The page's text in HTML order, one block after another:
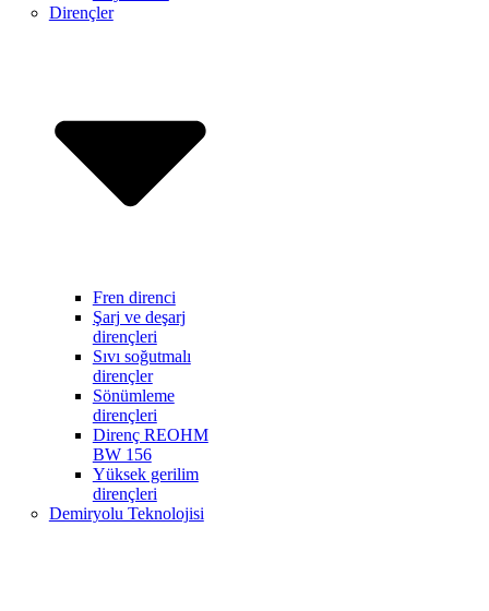
Dirençler
Fren direnci
Şarj ve deşarj
dirençleri
Sıvı soğutmalı
dirençler
Sönümleme
dirençleri
Direnç REOHM
BW 156
Yüksek gerilim
dirençleri
Demiryolu Teknolojisi